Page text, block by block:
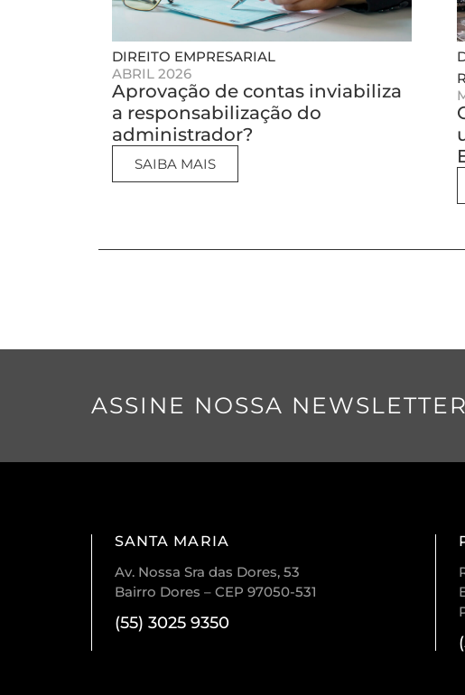
DIREITO EMPRESARIAL
ABRIL 2026
Aprovação de contas inviabiliza
a responsabilização do
administrador?
SAIBA MAIS
ASSINE NOSSA NEWSLETTER
SANTA MARIA
Av. Nossa Sra das Dores, 53
Bairro Dores – CEP 97050-531
(55) 3025 9350